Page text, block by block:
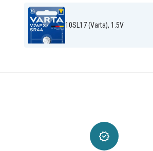
10SL17 (Varta), 1.5V